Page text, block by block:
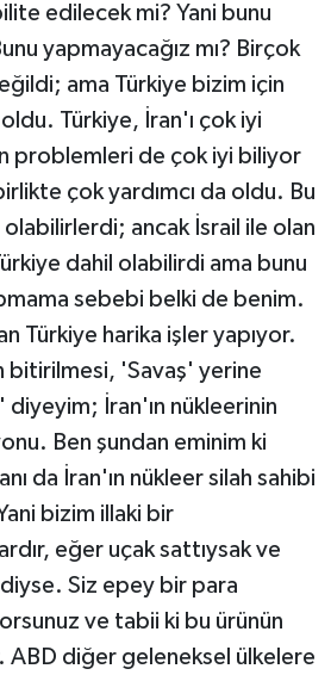
edilecek mi? Yani bunu
yapmayacağız mı? Birçok
ama Türkiye bizim için
Türkiye, İran'ı çok iyi
problemleri de çok iyi biliyor
çok yardımcı da oldu. Bu
olabilirlerdi; ancak İsrail ile olan
dahil olabilirdi ama bunu
sebebi belki de benim.
Türkiye harika işler yapıyor.
bitirilmesi, 'Savaş' yerine
İran'ın nükleerinin
Ben şundan eminim ki
da İran'ın nükleer silah sahibi
bizim illaki bir
eğer uçak sattıysak ve
Siz epey bir para
ve tabii ki bu ürünün
ABD diğer geleneksel ülkelere